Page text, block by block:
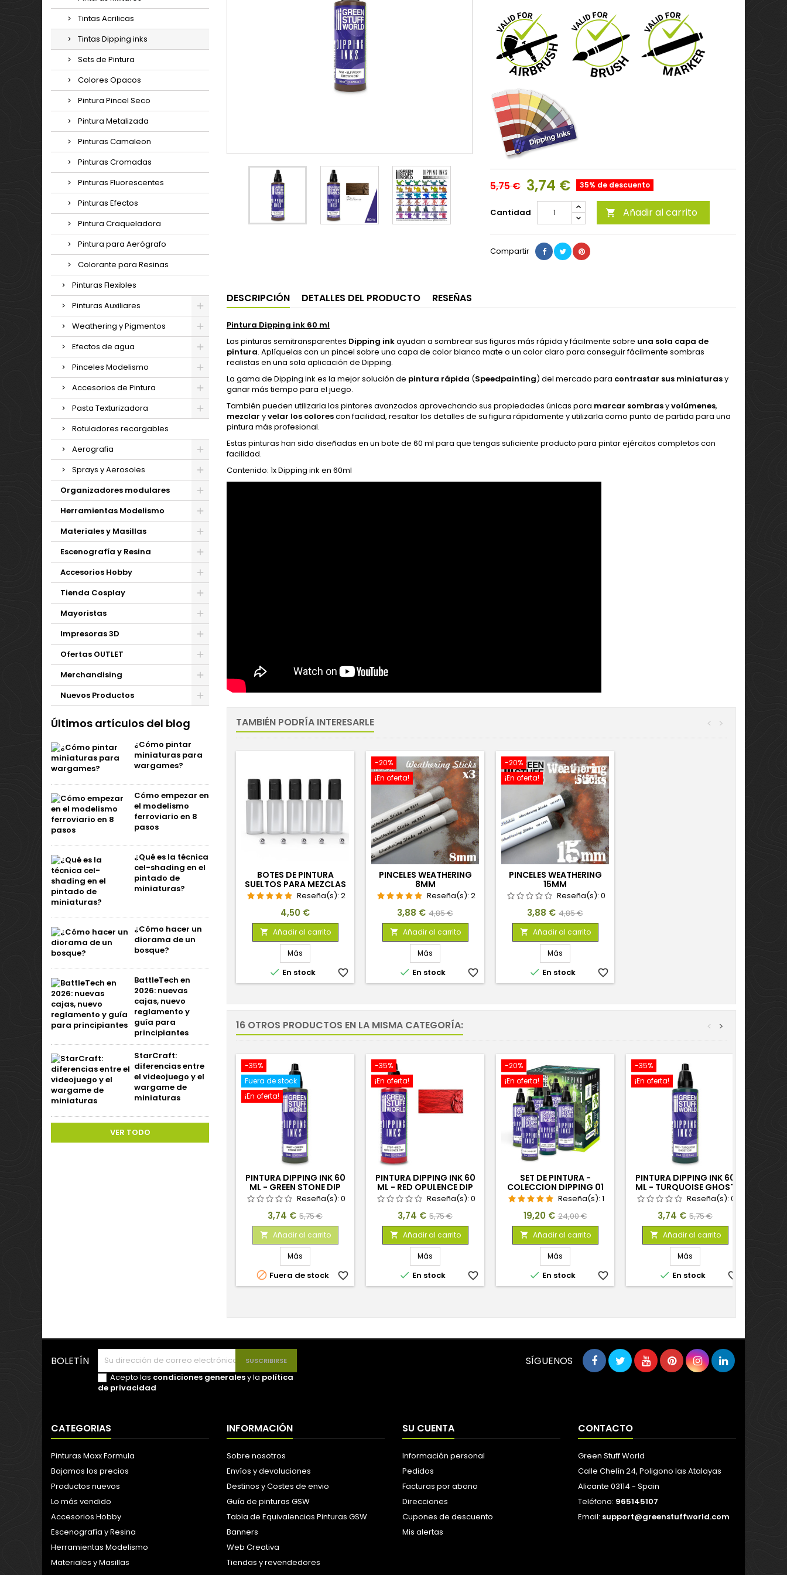
Tintas Acrilicas
Tintas Dipping inks
Sets de Pintura
Colores Opacos
Pintura Pincel Seco
Pintura Metalizada
Pinturas Camaleon
Pinturas Cromadas
Pinturas Fluorescentes
Pinturas Efectos
Pintura Craqueladora
Pintura para Aerógrafo
Colorante para Resinas
Pinturas Flexibles
Pinturas Auxiliares
Weathering y Pigmentos
Efectos de agua
Pinceles Modelismo
Accesorios de Pintura
Pasta Texturizadora
Rotuladores recargables
Aerografia
Sprays y Aerosoles
Organizadores modulares
Herramientas Modelismo
Materiales y Masillas
Escenografía y Resina
Accesorios Hobby
Tienda Cosplay
Mayoristas
Impresoras 3D
Ofertas OUTLET
Merchandising
Nuevos Productos
Últimos artículos del blog
¿Cómo pintar
miniaturas para
wargames?
Cómo empezar en
el modelismo
ferroviario en 8
pasos
¿Qué es la técnica
cel-shading en el
pintado de
miniaturas?
¿Cómo hacer un
diorama de un
bosque?
BattleTech en
2026: nuevas
cajas, nuevo
reglamento y
guía para
principiantes
StarCraft:
diferencias entre
el videojuego y el
wargame de
miniaturas
VER TODO
5,75 € 3,74 € 35% de descuento
Cantidad  Añadir al carrito
Compartir
DESCRIPCIÓN DETALLES DEL PRODUCTO RESEÑAS
Pintura Dipping ink 60 ml
Las pinturas semitransparentes Dipping inkayudan a sombrear sus figuras más rápida y fácilmente sobre una sola capa de
pintura. Aplíquelas con un pincel sobre una capa de color blanco mate o un color claro para conseguir fácilmente sombras
realistas en una sola aplicación de Dipping.
La gama de Dipping ink es la mejor solución de pintura rápida (Speedpainting) del mercado para contrastar sus miniaturasy
ganar más tiempo para el juego.
También pueden utilizarla los pintores avanzados aprovechando sus propiedades únicas para marcar sombrasyvolúmenes,
mezclar yvelar los colorescon facilidad, resaltar los detalles de su figura rápidamente y utilizarla como punto de partida para una
pintura más profesional.
Estas pinturas han sido diseñadas en un bote de 60 ml para que tengas suficiente producto para pintar ejércitos completos con
facilidad.
Contenido: 1x Dipping ink en 60ml
TAMBIÉN PODRÍA INTERESARLE >
<
BOTES DE PINTURA
SUELTOS PARA MEZCLAS
CON BOLAS
MEZCLADORAS
Reseña(s): 2
Precio
4,50 €
 Añadir al carrito
Más
 En stock favorite_border
-20%
¡En oferta!
PINCELES WEATHERING
8MM
Reseña(s): 2
Precio
3,88 € Precio
base
4,85 €
 Añadir al carrito
Más
 En stock favorite_border
-20%
¡En oferta!
PINCELES WEATHERING
15MM
Reseña(s): 0
Precio
3,88 € Precio
base
4,85 €
 Añadir al carrito
Más
 En stock favorite_border
16 OTROS PRODUCTOS EN LA MISMA CATEGORÍA: >
<
-35%
Fuera de stock
¡En oferta!
PINTURA DIPPING INK 60
ML - GREEN STONE DIP
Reseña(s): 0
Precio
3,74 € Precio
base
5,75 €
 Añadir al carrito
Más
 Fuera de stock favorite_border
-35%
¡En oferta!
PINTURA DIPPING INK 60
ML - RED OPULENCE DIP
Reseña(s): 0
Precio
3,74 € Precio
base
5,75 €
 Añadir al carrito
Más
 En stock favorite_border
-20%
¡En oferta!
SET DE PINTURA -
COLECCION DIPPING 01
Reseña(s): 1
Precio
19,20 € Precio
base
24,00 €
 Añadir al carrito
Más
 En stock favorite_border
-35%
¡En oferta!
PINTURA DIPPING INK 60
ML - TURQUOISE GHOST
DIPReseña(s): 0
Precio
3,74 € Precio
base
5,75 €
 Añadir al carrito
Más
 En stock favorite_border
BOLETÍN
Acepto las condiciones generalesy la política
de privacidad
SÍGUENOS
CATEGORIAS
Pinturas Maxx Formula
Bajamos los precios
Productos nuevos
Lo más vendido
Accesorios Hobby
Escenografía y Resina
Herramientas Modelismo
Materiales y Masillas
INFORMACIÓN
Sobre nosotros
Envíos y devoluciones
Destinos y Costes de envio
Guía de pinturas GSW
Tabla de Equivalencias Pinturas GSW
Banners
Web Creativa
Tiendas y revendedores
SU CUENTA
Información personal
Pedidos
Facturas por abono
Direcciones
Cupones de descuento
Mis alertas
CONTACTO
Green Stuff World
Calle Chelín 24, Poligono las Atalayas
Alicante 03114 - Spain
Teléfono: 965145107
Email: support@greenstuffworld.com